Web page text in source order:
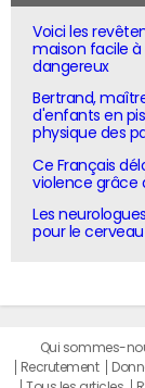
Voici les
maison facile
dangereux
Bertrand,
d'enfants en
physique des
Ce Français
violence grâce
Les
pour le
Qui sommes-
Recrutement